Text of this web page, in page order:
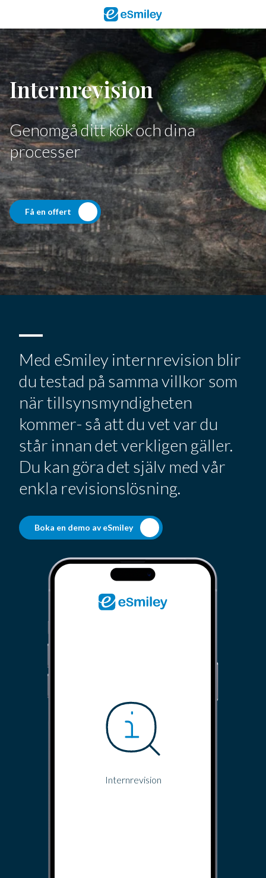
Internrevision
Genomgå ditt kök och dina
processer
Få en offert
Med eSmiley internrevision blir
du testad på samma villkor som
när tillsynsmyndigheten
kommer- så att du vet var du
står innan det verkligen gäller.
Du kan göra det själv med vår
enkla revisionslösning.
Boka en demo av eSmiley
Internrevision